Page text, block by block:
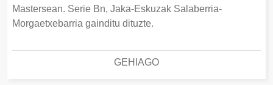
Mastersean. Serie Bn, Jaka-Eskuzak Salaberria-
Morgaetxebarria gainditu dituzte.
GEHIAGO